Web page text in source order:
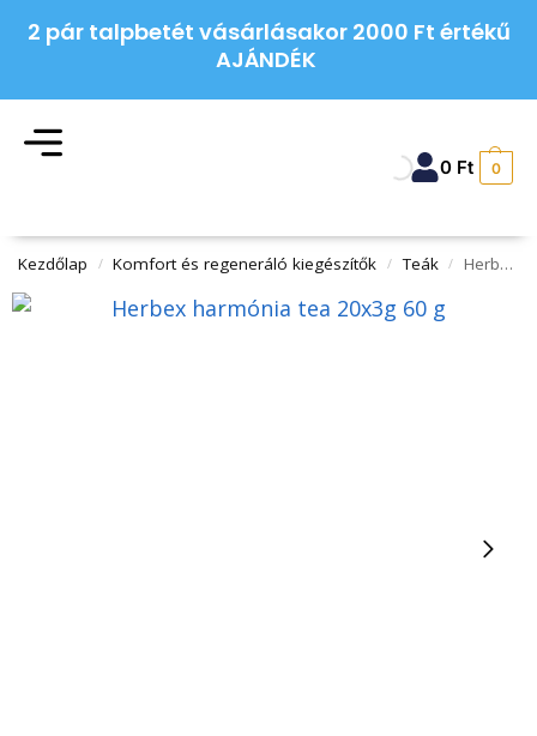
2 pár talpbetét vásárlásakor 2000 Ft értékű
AJÁNDÉK
0 Ft 0
Kezdőlap / Komfort és regeneráló kiegészítők / Teák / Herbex harmónia tea 20x3g 60 g